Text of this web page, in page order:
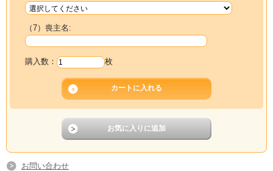
（7）喪主名:
購入数： 枚
お問い合わせ